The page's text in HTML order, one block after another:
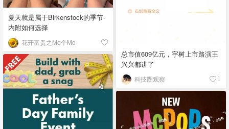
夏天就是属于Birkenstock的季节-
内附如何选择
花开富贵之Mo个Mo
总市值609亿元，宇树上市路演王
兴兴都讲了
科技圈观察 1